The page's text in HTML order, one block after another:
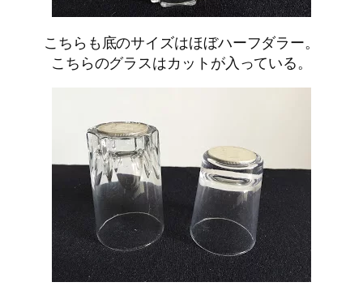
こちらも底のサイズはほぼハーフダラー。
こちらのグラスはカットが入っている。